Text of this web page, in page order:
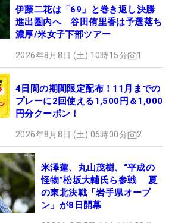
伊藤二花は「69」と巻き返し決勝
進出圏内へ 谷田侑里香は予選落ち
濃厚/米女子下部ツアー
2026年8月8日 (土) 10時15分 1
4日間の期間限定配布！11月までの
プレーに2回使える1,500円＆1,000
円分クーポン！
2026年8月8日 (土) 06時00分 2
米澤蓮、丸山茂樹、“平成の
怪物”松坂大輔氏ら参戦 夏
の東北決戦「岩手県オープ
ン」が8日開幕